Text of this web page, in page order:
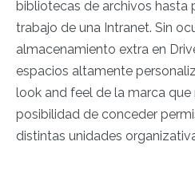
bibliotecas de archivos hasta
trabajo de una Intranet. Sin
almacenamiento extra en
espacios altamente
look and feel de la marca
posibilidad de conceder
distintas unidades